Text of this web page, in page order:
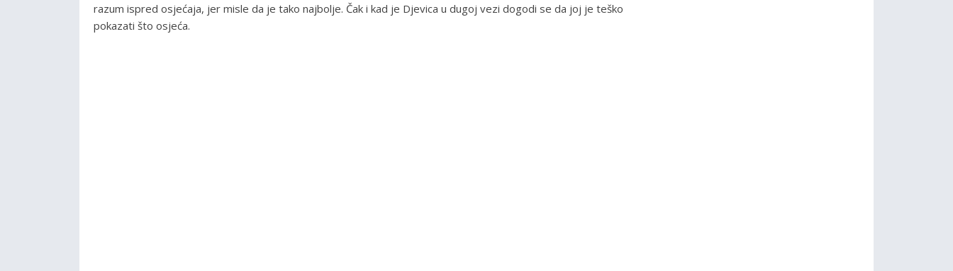
razum ispred osjećaja, jer misle da je tako najbolje. Čak i kad je Djevica u dugoj vezi dogodi se da joj je teško
pokazati što osjeća.